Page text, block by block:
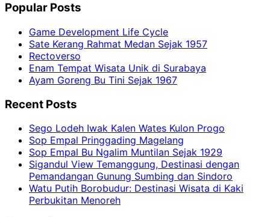
Popular Posts
Game Development Life Cycle
Sate Kerang Rahmat Medan Sejak 1957
Rectoverso
Enam Tempat Wisata Unik di Surabaya
Ayam Goreng Bu Tini Sejak 1967
Recent Posts
Sego Lodeh Iwak Kalen Wates Kulon Progo
Sop Empal Pringgading Magelang
Sop Empal Bu Ngalim Muntilan Sejak 1929
Sigandul View Temanggung, Destinasi dengan
Pemandangan Gunung Sumbing dan Sindoro
Watu Putih Borobudur: Destinasi Wisata di Kaki
Perbukitan Menoreh